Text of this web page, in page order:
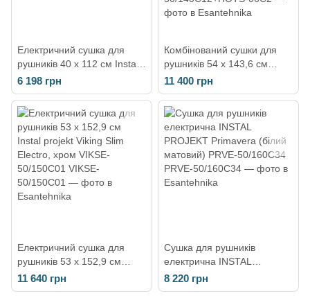
Електричний сушка для
рушників 40 х 112 см Instal
projekt Primavera Electro,
чорний матовий PRVE-
40/110C31
6 198 грн
Комбінований сушки для
рушників 54 х 143,6 см
Instal projekt Retto Electro,
графіт, в комплекті з теном
RET-50/140C12+HOTS-
06C2
11 400 грн
Електричний сушка для
рушників 53 х 152,9 см
Instal projekt Viking Slim
Electro, хром VIKSE-
11 640 грн
Сушка для рушників
електрична INSTAL
PROJEKT Primavera (білий
матовий) PRVE-50/160C34
8 220 грн